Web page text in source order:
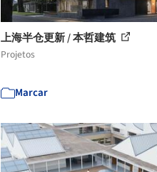
上海半仓更新 / 本哲建筑
Projetos
Marcar